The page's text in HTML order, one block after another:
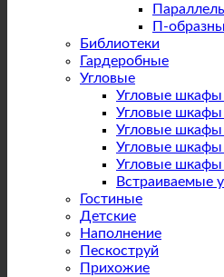
П-
Библиотеки
Гардеробные
Угловые
Угловые
Угловые шкафы
Угловые шкафы
Угловые шкафы
Угловые шкафы
Встраиваемые
Гостиные
Детские
Наполнение
Пескоструй
Прихожие